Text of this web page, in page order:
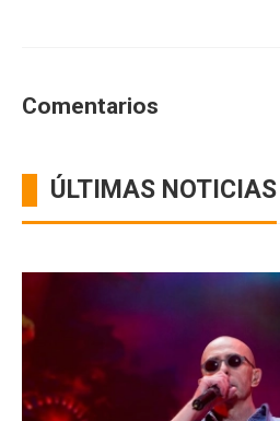
Comentarios
ÚLTIMAS NOTICIAS